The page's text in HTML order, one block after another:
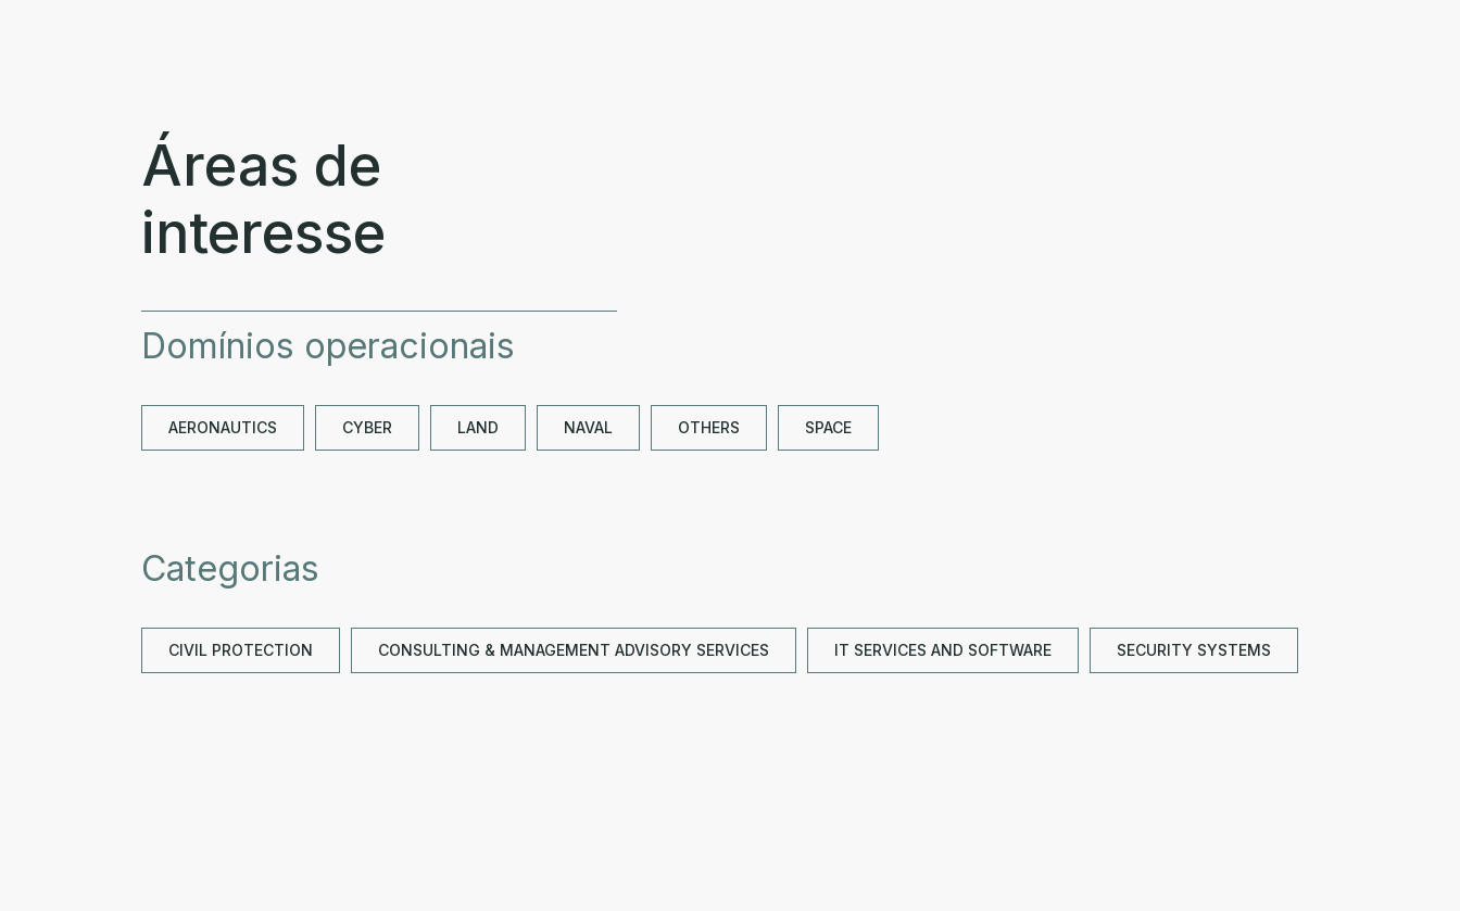
Áreas de
interesse
Domínios operacionais
AERONAUTICS CYBER LAND NAVAL OTHERS SPACE
Categorias
CIVIL PROTECTION CONSULTING & MANAGEMENT ADVISORY SERVICES IT SERVICES AND SOFTWARE SECURITY SYSTEMS